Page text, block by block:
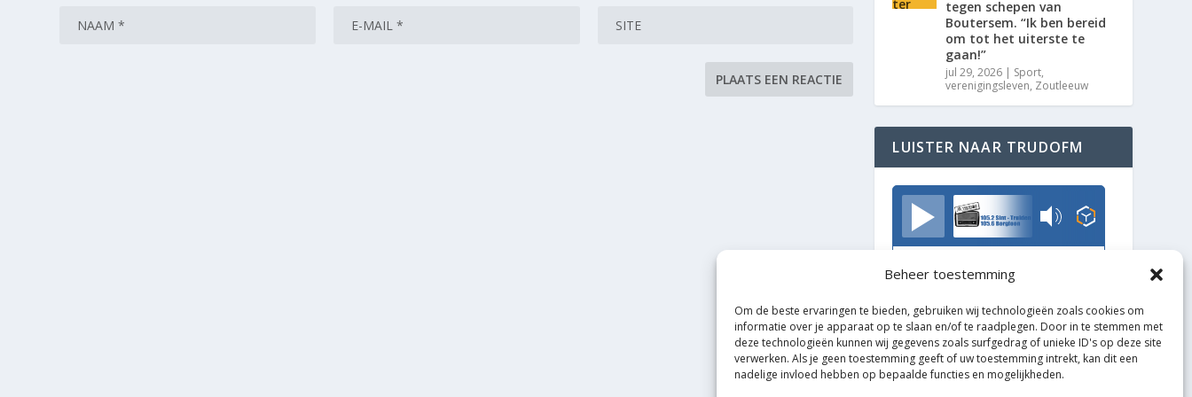
Beheer toestemming
Om de beste ervaringen te bieden, gebruiken wij technologieën zoals cookies om
informatie over je apparaat op te slaan en/of te raadplegen. Door in te stemmen met
deze technologieën kunnen wij gegevens zoals surfgedrag of unieke ID's op deze site
verwerken. Als je geen toestemming geeft of uw toestemming intrekt, kan dit een
nadelige invloed hebben op bepaalde functies en mogelijkheden.
tegen schepen van
Boutersem. “Ik ben bereid
om tot het uiterste te
gaan!”
jul 29, 2026 | Sport,
verenigingsleven, Zoutleeuw
LUISTER NAAR TRUDOFM
TrudoFM